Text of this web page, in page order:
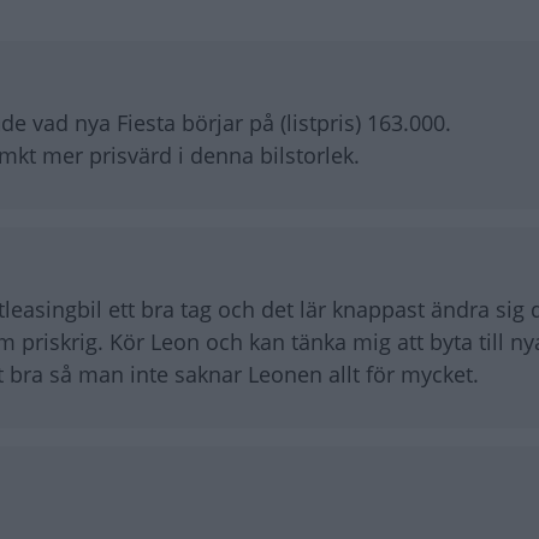
vad nya Fiesta börjar på (listpris) 163.000.
mer prisvärd i denna bilstorlek.
ett bra tag och det lär knappast ändra sig
priskrig. Kör Leon och kan tänka mig att byta till
så man inte saknar Leonen allt för mycket.